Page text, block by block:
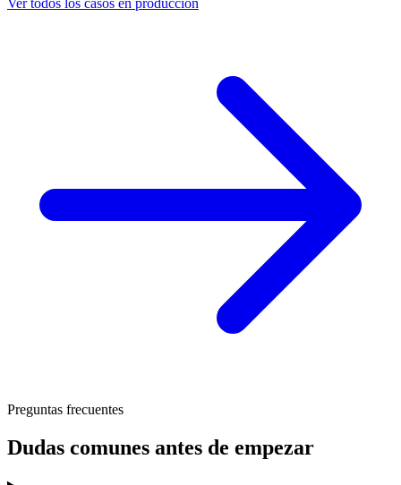
Ver todos los casos en producción
Preguntas frecuentes
Dudas comunes antes de empezar